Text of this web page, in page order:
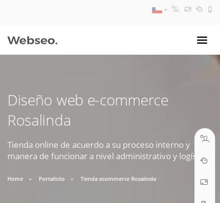
Diseño web e-commerce
Rosalinda
Tienda online de acuerdo a su proceso interno y
manera de funcionar a nivel administrativo y logístico.
Home Portafolio Tienda ecommerce Rosalinda
09:30 AM A 18:30 PM
soporte@webseo.cl